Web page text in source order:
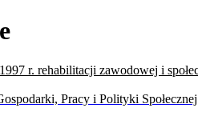
r. rehabilitacji zawodowej i
Pracy i Polityki